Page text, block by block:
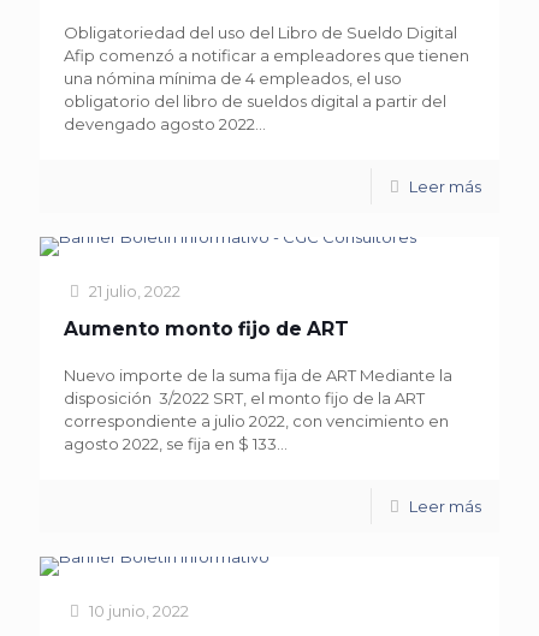
Obligatoriedad del uso del Libro de Sueldo Digital
Afip comenzó a notificar a empleadores que tienen
una nómina mínima de 4 empleados, el uso
obligatorio del libro de sueldos digital a partir del
devengado agosto 2022...
Leer más
21 julio, 2022
Aumento monto fijo de ART
Nuevo importe de la suma fija de ART Mediante la
disposición 3/2022 SRT, el monto fijo de la ART
correspondiente a julio 2022, con vencimiento en
agosto 2022, se fija en $ 133...
Leer más
10 junio, 2022